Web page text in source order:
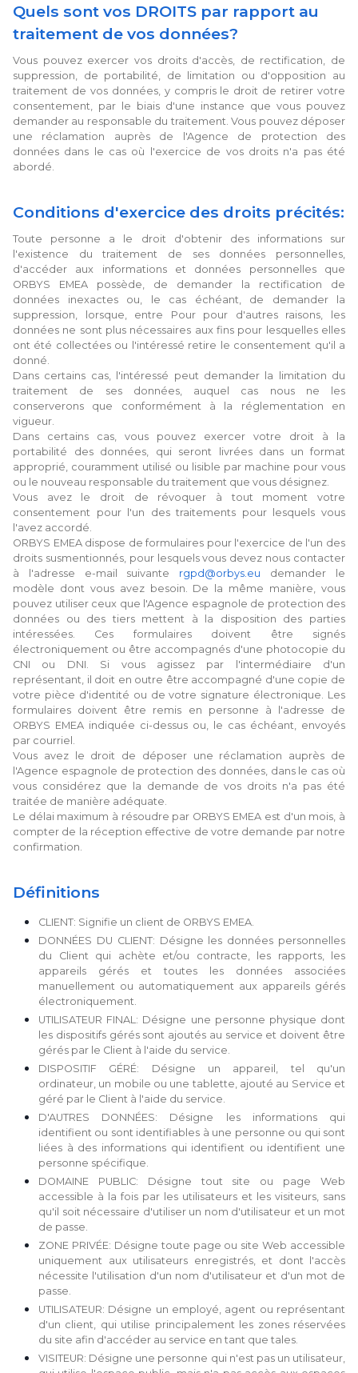
Quels sont vos DROITS par rapport au
traitement de vos données?
Vous pouvez exercer vos droits d'accès, de rectification, de
suppression, de portabilité, de limitation ou d'opposition au
traitement de vos données, y compris le droit de retirer votre
consentement, par le biais d'une instance que vous pouvez
demander au responsable du traitement. Vous pouvez déposer
une réclamation auprès de l'Agence de protection des
données dans le cas où l'exercice de vos droits n'a pas été
abordé.
Conditions d'exercice des droits précités:
Toute personne a le droit d'obtenir des informations sur
l'existence du traitement de ses données personnelles,
d'accéder aux informations et données personnelles que
ORBYS EMEA possède, de demander la rectification de
données inexactes ou, le cas échéant, de demander la
suppression, lorsque, entre Pour pour d'autres raisons, les
données ne sont plus nécessaires aux fins pour lesquelles elles
ont été collectées ou l'intéressé retire le consentement qu'il a
donné.
Dans certains cas, l'intéressé peut demander la limitation du
traitement de ses données, auquel cas nous ne les
conserverons que conformément à la réglementation en
vigueur.
Dans certains cas, vous pouvez exercer votre droit à la
portabilité des données, qui seront livrées dans un format
approprié, couramment utilisé ou lisible par machine pour vous
ou le nouveau responsable du traitement que vous désignez.
Vous avez le droit de révoquer à tout moment votre
consentement pour l'un des traitements pour lesquels vous
l'avez accordé.
ORBYS EMEA dispose de formulaires pour l'exercice de l'un des
droits susmentionnés, pour lesquels vous devez nous contacter
à l'adresse e-mail suivante
rgpd@orbys.eu
demander le
modèle dont vous avez besoin. De la même manière, vous
pouvez utiliser ceux que l'Agence espagnole de protection des
données ou des tiers mettent à la disposition des parties
intéressées. Ces formulaires doivent être signés
électroniquement ou être accompagnés d'une photocopie du
CNI ou DNI. Si vous agissez par l'intermédiaire d'un
représentant, il doit en outre être accompagné d'une copie de
votre pièce d'identité ou de votre signature électronique. Les
formulaires doivent être remis en personne à l'adresse de
ORBYS EMEA indiquée ci-dessus ou, le cas échéant, envoyés
par courriel.
Vous avez le droit de déposer une réclamation auprès de
l'Agence espagnole de protection des données, dans le cas où
vous considérez que la demande de vos droits n'a pas été
traitée de manière adéquate.
Le délai maximum à résoudre par ORBYS EMEA est d'un mois, à
compter de la réception effective de votre demande par notre
confirmation.
Définitions
CLIENT: Signifie un client de ORBYS EMEA.
DONNÉES DU CLIENT: Désigne les données personnelles
du Client qui achète et/ou contracte, les rapports, les
appareils gérés et toutes les données associées
manuellement ou automatiquement aux appareils gérés
électroniquement.
UTILISATEUR FINAL: Désigne une personne physique dont
les dispositifs gérés sont ajoutés au service et doivent être
gérés par le Client à l'aide du service.
DISPOSITIF GÉRÉ: Désigne un appareil, tel qu'un
ordinateur, un mobile ou une tablette, ajouté au Service et
géré par le Client à l'aide du service.
D'AUTRES DONNÉES: Désigne les informations qui
identifient ou sont identifiables à une personne ou qui sont
liées à des informations qui identifient ou identifient une
personne spécifique.
DOMAINE PUBLIC: Désigne tout site ou page Web
accessible à la fois par les utilisateurs et les visiteurs, sans
qu'il soit nécessaire d'utiliser un nom d'utilisateur et un mot
de passe.
ZONE PRIVÉE: Désigne toute page ou site Web accessible
uniquement aux utilisateurs enregistrés, et dont l'accès
nécessite l'utilisation d'un nom d'utilisateur et d'un mot de
passe.
UTILISATEUR: Désigne un employé, agent ou représentant
d'un client, qui utilise principalement les zones réservées
du site afin d'accéder au service en tant que tales.
VISITEUR: Désigne une personne qui n'est pas un utilisateur,